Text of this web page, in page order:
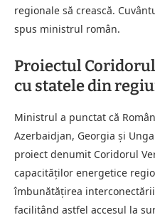
regionale să crească.
spus ministrul român.
Proiectul
cu statele din
Ministrul a punctat că
Azerbaidjan, Georgia și
proiect denumit Coridorul
capacităților energetice
îmbunătățirea
facilitând astfel accesul la